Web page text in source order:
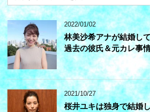
2022/01/02
林美沙希アナが結婚し
過去の彼氏＆元カレ事
2021/10/27
桜井ユキは独身で結婚